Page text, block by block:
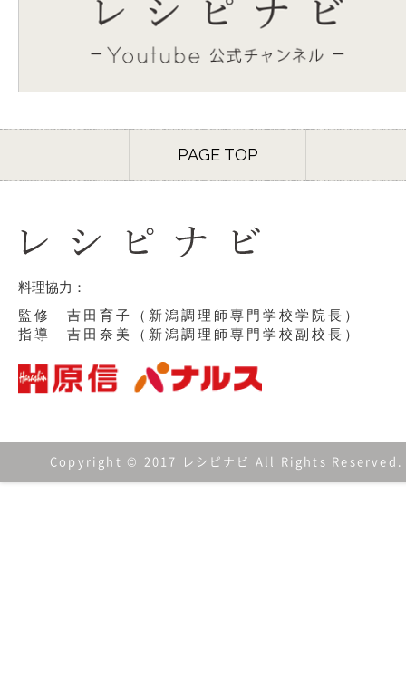
PAGE TOP
料理協力：
監修 吉田育子（新潟調理師専門学校学院長）
指導 吉田奈美（新潟調理師専門学校副校長）
Copyright © 2017 レシピナビ All Rights Reserved.